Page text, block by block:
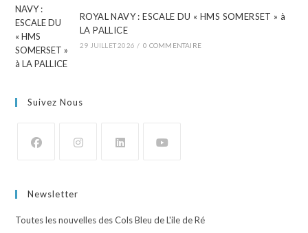
ROYAL NAVY : ESCALE DU « HMS SOMERSET » à
LA PALLICE
29 JUILLET 2026 / 0 COMMENTAIRE
Suivez Nous
Newsletter
Toutes les nouvelles des Cols Bleu de L'ile de Ré